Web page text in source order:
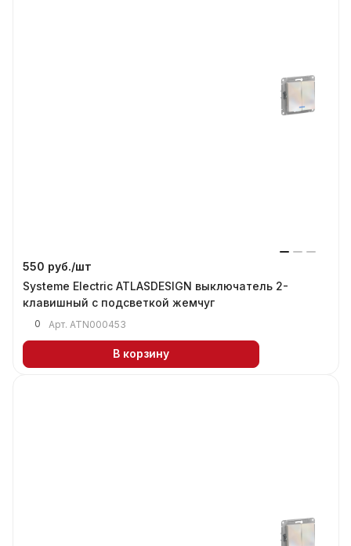
550 руб./шт
Systeme Electric ATLASDESIGN выключатель 2-
клавишный с подсветкой жемчуг
0 Арт. ATN000453
В корзину